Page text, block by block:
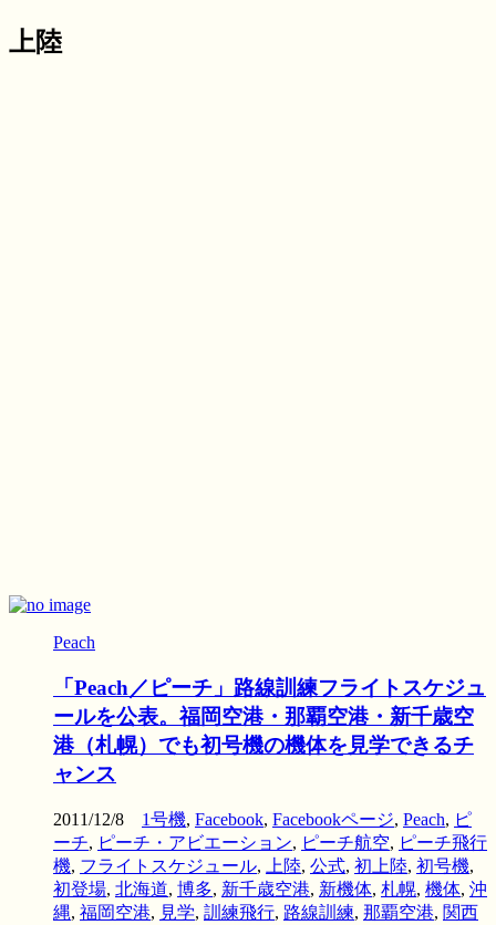
上陸
Peach
「Peach／ピーチ」路線訓練フライトスケジュ
ールを公表。福岡空港・那覇空港・新千歳空
港（札幌）でも初号機の機体を見学できるチ
ャンス
2011/12/8 1号機, Facebook, Facebookページ, Peach, ピ
ーチ, ピーチ・アビエーション, ピーチ航空, ピーチ飛行
機, フライトスケジュール, 上陸, 公式, 初上陸, 初号機,
初登場, 北海道, 博多, 新千歳空港, 新機体, 札幌, 機体, 沖
縄, 福岡空港, 見学, 訓練飛行, 路線訓練, 那覇空港, 関西